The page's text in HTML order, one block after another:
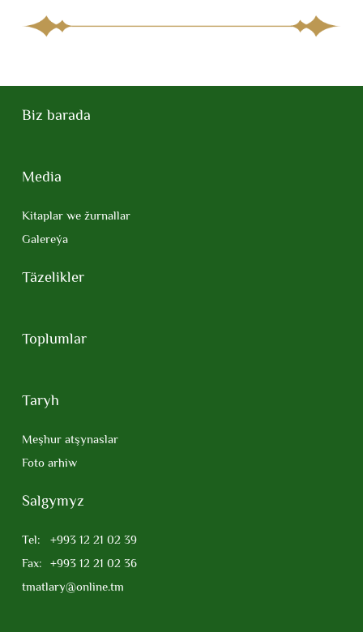
Biz barada
Media
Kitaplar we žurnallar
Galereýa
Täzelikler
Toplumlar
Taryh
Meşhur atşynaslar
Foto arhiw
Salgymyz
Tel:
+993 12 21 02 39
Fax: +993 12 21 02 36
tmatlary@online.tm